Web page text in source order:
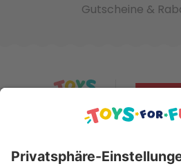
Gutscheine &
Sicher